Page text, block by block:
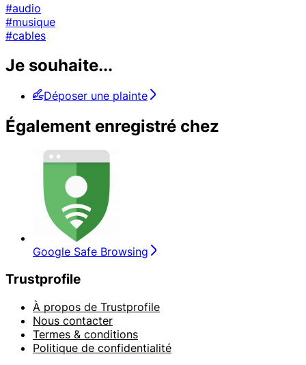
#audio
#musique
#cables
Je souhaite...
Déposer une plainte
Également enregistré chez
Google Safe Browsing
Trustprofile
À propos de Trustprofile
Nous contacter
Termes & conditions
Politique de confidentialité